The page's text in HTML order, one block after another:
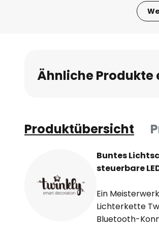
Bildgalerie
springen
Ähnliche Produkte
Produktübersicht
Buntes
steuerbare
Ein
Lichterkette
Bluetooth-